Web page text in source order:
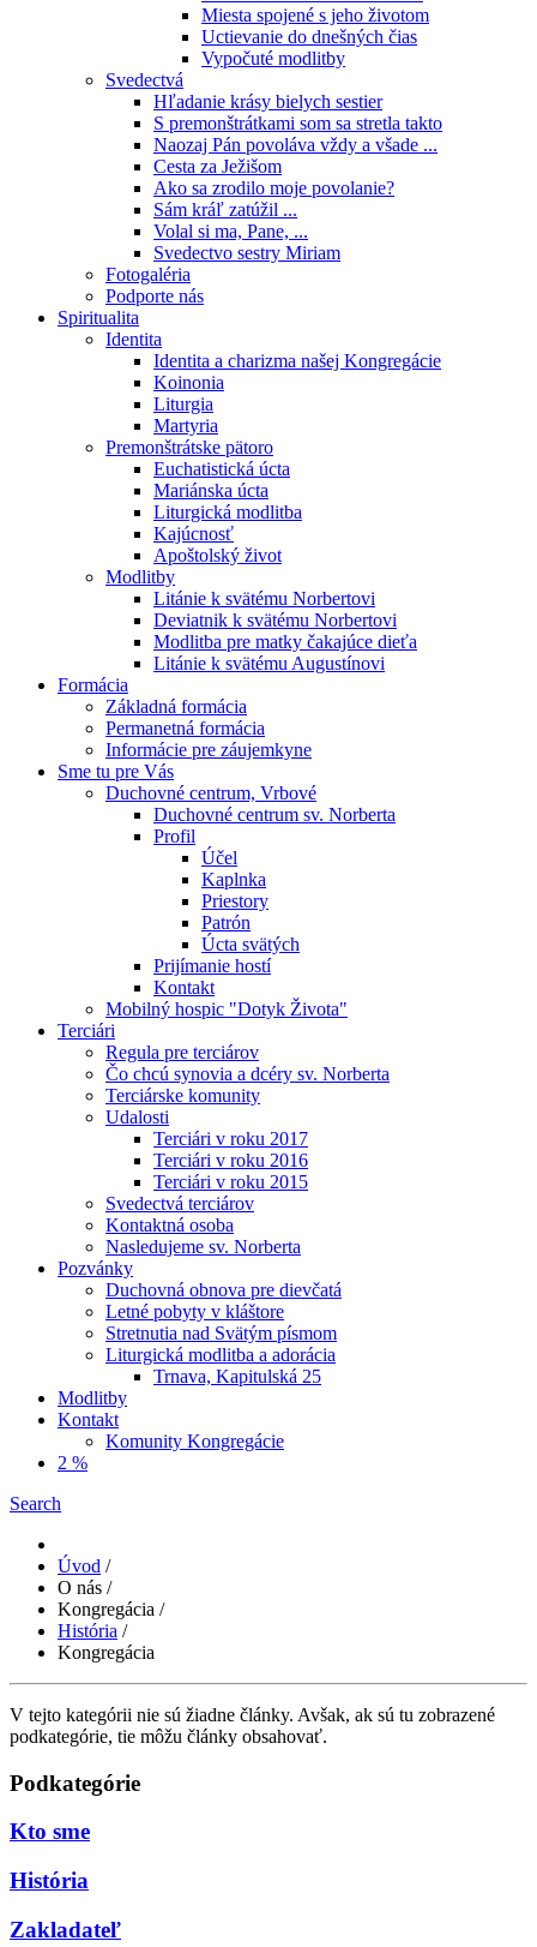
Miesta spojené s jeho životom
Uctievanie do dnešných čias
Vypočuté modlitby
Svedectvá
Hľadanie krásy bielych sestier
S premonštrátkami som sa stretla takto
Naozaj Pán povoláva vždy a všade ...
Cesta za Ježišom
Ako sa zrodilo moje povolanie?
Sám kráľ zatúžil ...
Volal si ma, Pane, ...
Svedectvo sestry Miriam
Fotogaléria
Podporte nás
Spiritualita
Identita
Identita a charizma našej Kongregácie
Koinonia
Liturgia
Martyria
Premonštrátske pätoro
Euchatistická úcta
Mariánska úcta
Liturgická modlitba
Kajúcnosť
Apoštolský život
Modlitby
Litánie k svätému Norbertovi
Deviatnik k svätému Norbertovi
Modlitba pre matky čakajúce dieťa
Litánie k svätému Augustínovi
Formácia
Základná formácia
Permanetná formácia
Informácie pre záujemkyne
Sme tu pre Vás
Duchovné centrum, Vrbové
Duchovné centrum sv. Norberta
Profil
Účel
Kaplnka
Priestory
Patrón
Úcta svätých
Prijímanie hostí
Kontakt
Mobilný hospic "Dotyk Života"
Terciári
Regula pre terciárov
Čo chcú synovia a dcéry sv. Norberta
Terciárske komunity
Udalosti
Terciári v roku 2017
Terciári v roku 2016
Terciári v roku 2015
Svedectvá terciárov
Kontaktná osoba
Nasledujeme sv. Norberta
Pozvánky
Duchovná obnova pre dievčatá
Letné pobyty v kláštore
Stretnutia nad Svätým písmom
Liturgická modlitba a adorácia
Trnava, Kapitulská 25
Modlitby
Kontakt
Komunity Kongregácie
2 %
Search
Úvod /
O nás /
Kongregácia /
História /
Kongregácia
V tejto kategórii nie sú žiadne články. Avšak, ak sú tu zobrazené
podkategórie, tie môžu články obsahovať.
Podkategórie
Kto sme
História
Zakladateľ